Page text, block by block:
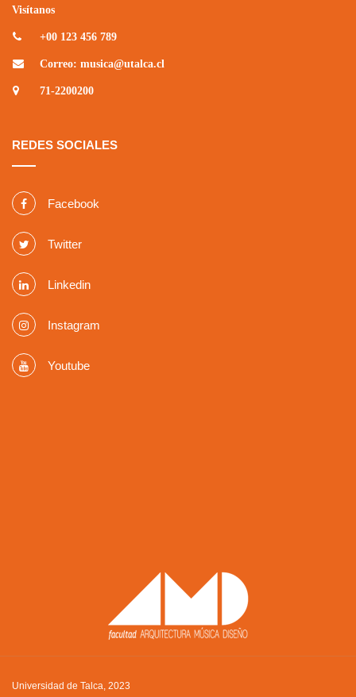
Visítanos
+00 123 456 789
Correo: musica@utalca.cl
71-2200200
REDES SOCIALES
Facebook
Twitter
Linkedin
Instagram
Youtube
Universidad de Talca, 2023